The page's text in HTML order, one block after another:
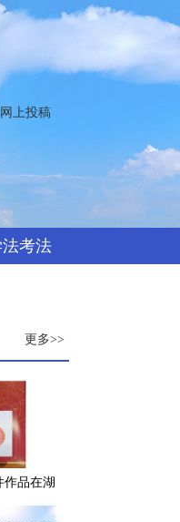
网上投稿
考法
更多>>
作品在湖
，怀化市